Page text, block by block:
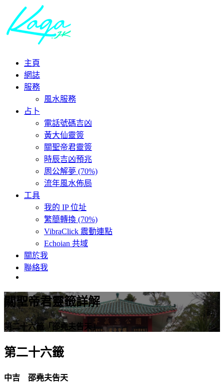
主頁
網誌
服務
風水服務
占卜
電話號碼吉凶
黃大仙靈簽
關聖帝君靈簽
時辰吉凶預兆
周公解夢 (70%)
流年風水佈局
工具
我的 IP 位址
繁簡轉換 (70%)
VibraClick 震動連點
Echoian 共域
關於我
聯絡我
關聖帝君靈籤詳解
第二十六籤「邵堯夫告天」
第二十六籤
中吉 邵堯夫告天